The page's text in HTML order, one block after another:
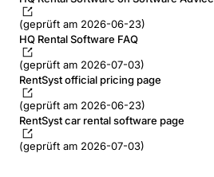
(geprüft am 2026-06-23)
HQ Rental Software FAQ
(geprüft am 2026-07-03)
RentSyst official pricing page
(geprüft am 2026-06-23)
RentSyst car rental software page
(geprüft am 2026-07-03)